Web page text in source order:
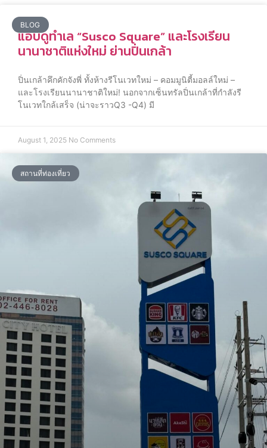
BLOG
แอบดูทำเล “Susco Square” และโรงเรียน
นานาชาติแห่งใหม่ ย่านปิ่นเกล้า
ปิ่นเกล้าคึกคักจังพี่ ทั้งห้างรีโนเวทใหม่ – คอมมูนิตี้มอลล์ใหม่ –
และโรงเรียนนานาชาติใหม่! นอกจากเซ็นทรัลปิ่นเกล้าที่กำลังรี
โนเวทใกล้เสร็จ (น่าจะราวQ3 -Q4) มี
August 1, 2025 No Comments
สถานที่ท่องเที่ยว